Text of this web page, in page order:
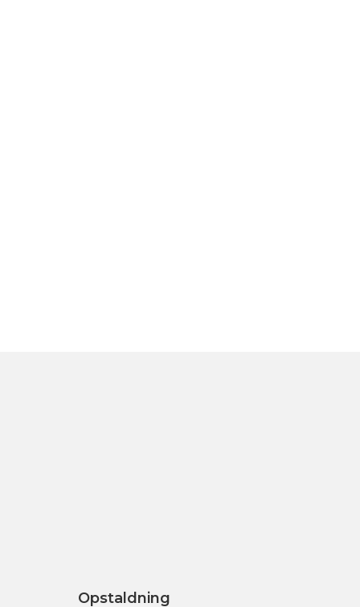
Opstaldning